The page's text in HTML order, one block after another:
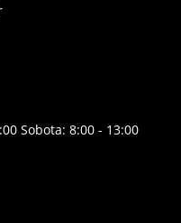
Sobota: 8:00 - 13:00